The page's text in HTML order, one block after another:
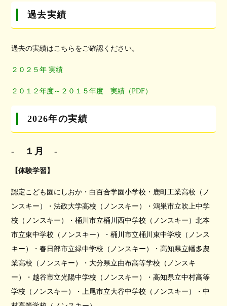
過去実績
過去の実績はこちらをご確認ください。
２０２５年 実績
２０１２年度～２０１５年度 実績（PDF）
2026年の実績
- １月 -
【体験学習】
認定こども園にしおか・白百合学園小学校・鹿町工業高校（ノ
ンスキー）・法政大学高校（ノンスキー）・鴻巣市立吹上中学
校（ノンスキー）・桶川市立桶川西中学校（ノンスキー）北本
市立東中学校（ノンスキー）・桶川市立桶川東中学校（ノンス
キー）・春日部市立緑中学校（ノンスキー）・高知県立幡多農
業高校（ノンスキー）・ 大分県立由布高等学校 （ノンスキ
ー）・越谷市立光陽中学校（ノンスキー）・高知県立中村高等
学校（ノンスキー）・上尾市立大谷中学校（ノンスキー）・中